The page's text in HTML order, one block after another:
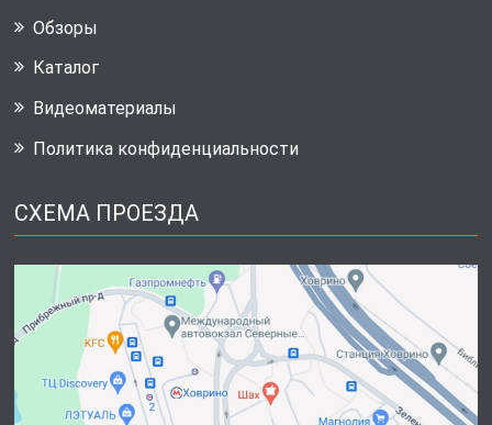
Обзоры
Каталог
Видеоматериалы
Политика конфиденциальности
СХЕМА ПРОЕЗДА